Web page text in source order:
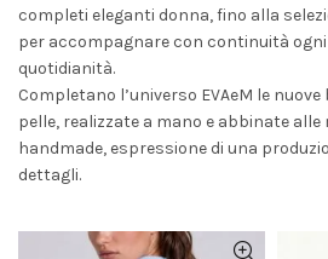
completi eleganti donna, fino alla
per accompagnare con continuità
quotidianità.
Completano l’universo EVAeM le
pelle, realizzate a mano e abbinate
handmade, espressione di una
dettagli.